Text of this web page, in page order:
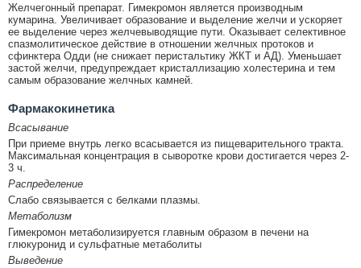
Желчегонный препарат. Гимекромон является производным
кумарина. Увеличивает образование и выделение желчи и ускоряет
ее выделение через желчевыводящие пути. Оказывает селективное
спазмолитическое действие в отношении желчных протоков и
сфинктера Одди (не снижает перистальтику ЖКТ и АД). Уменьшает
застой желчи, предупреждает кристаллизацию холестерина и тем
самым образование желчных камней.
Фармакокинетика
Всасывание
При приеме внутрь легко всасывается из пищеварительного тракта.
Максимальная концентрация в сыворотке крови достигается через 2-
3 ч.
Распределение
Слабо связывается с белками плазмы.
Метаболизм
Гимекромон метаболизируется главным образом в печени на
глюкуронид и сульфатные метаболиты
Выведение